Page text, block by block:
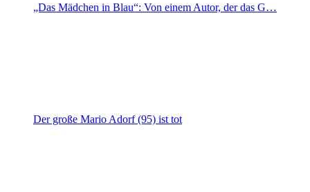
„Das Mädchen in Blau“: Von einem Autor, der das G…
Der große Mario Adorf (95) ist tot